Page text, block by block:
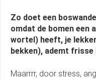
Zo doet een
omdat de bomen een
wortel) heeft, je
bekken), ademt
Maarrrr, door stress,